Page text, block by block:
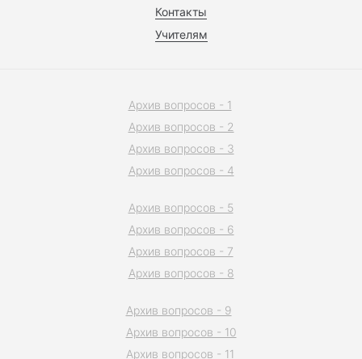
Контакты
Учителям
Архив вопросов - 1
Архив вопросов - 2
Архив вопросов - 3
Архив вопросов - 4
Архив вопросов - 5
Архив вопросов - 6
Архив вопросов - 7
Архив вопросов - 8
Архив вопросов - 9
Архив вопросов - 10
Архив вопросов - 11